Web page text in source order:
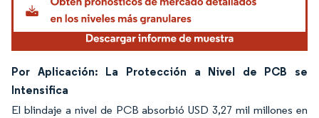
Por Aplicación: La Protección a Nivel de PCB se
Intensifica
El blindaje a nivel de PCB absorbió USD 3,27 mil millones en